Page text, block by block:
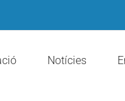
Notícies